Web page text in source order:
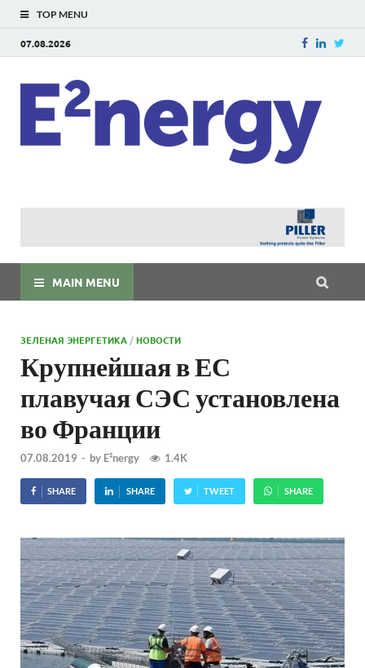
TOP MENU
07.08.2026
MAIN MENU
ЗЕЛЕНАЯ ЭНЕРГЕТИКА /НОВОСТИ
Крупнейшая в ЕС
плавучая СЭС установлена
во Франции
07.08.2019 - by E²nergy 1.4K
SHARE SHARE TWEET SHARE